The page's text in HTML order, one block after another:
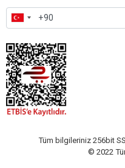
Tüm bilgileriniz 256bit
© 2022